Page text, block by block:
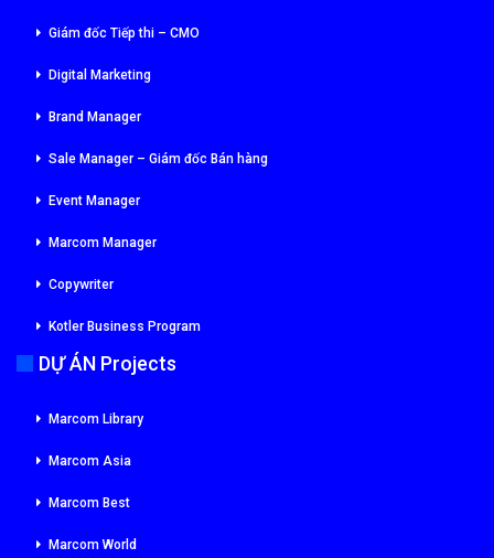
Giám đốc Tiếp thi – CMO
Digital Marketing
Brand Manager
Sale Manager – Giám đốc Bán hàng
Event Manager
Marcom Manager
Copywriter
Kotler Business Program
DỰ ÁN Projects
Marcom Library
Marcom Asia
Marcom Best
Marcom World